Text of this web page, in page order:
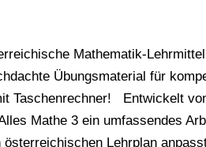
Mathematik-
Übungsmaterial für
Taschenrechner! Entwickelt
Mathe 3 ein umfassendes
Lehrplan